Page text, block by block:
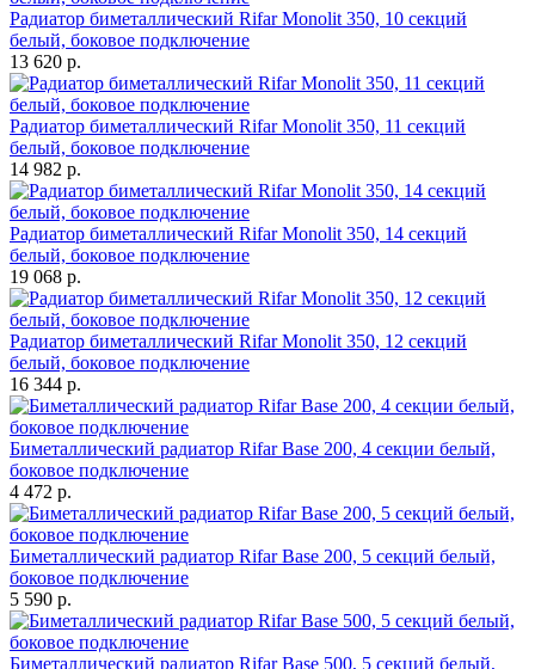
Радиатор биметаллический Rifar Monolit 350, 10 секций
белый, боковое подключение
13 620 р.
Радиатор биметаллический Rifar Monolit 350, 11 секций
белый, боковое подключение
14 982 р.
Радиатор биметаллический Rifar Monolit 350, 14 секций
белый, боковое подключение
19 068 р.
Радиатор биметаллический Rifar Monolit 350, 12 секций
белый, боковое подключение
16 344 р.
Биметаллический радиатор Rifar Base 200, 4 секции белый,
боковое подключение
4 472 р.
Биметаллический радиатор Rifar Base 200, 5 секций белый,
боковое подключение
5 590 р.
Биметаллический радиатор Rifar Base 500, 5 секций белый,